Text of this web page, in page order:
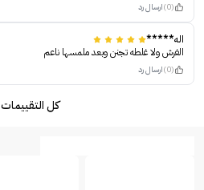
(0) ارسال رد
اله*****
الفرش ولا غلطه تجنن وبعد ملمسها ناعم
(0) ارسال رد
كل التقييمات